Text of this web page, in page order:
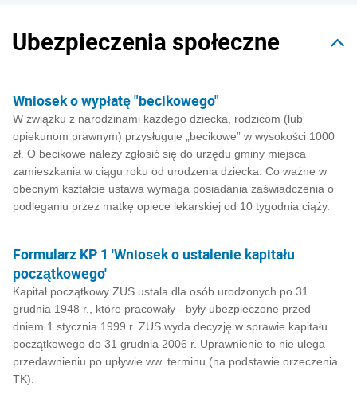
Ubezpieczenia społeczne
Wniosek o wypłatę "becikowego"
W związku z narodzinami każdego dziecka, rodzicom (lub
opiekunom prawnym) przysługuje „becikowe” w wysokości 1000
zł. O becikowe należy zgłosić się do urzędu gminy miejsca
zamieszkania w ciągu roku od urodzenia dziecka. Co ważne w
obecnym kształcie ustawa wymaga posiadania zaświadczenia o
podleganiu przez matkę opiece lekarskiej od 10 tygodnia ciąży.
Formularz KP 1 'Wniosek o ustalenie kapitału
początkowego'
Kapitał początkowy ZUS ustala dla osób urodzonych po 31
grudnia 1948 r., które pracowały - były ubezpieczone przed
dniem 1 stycznia 1999 r. ZUS wyda decyzję w sprawie kapitału
początkowego do 31 grudnia 2006 r. Uprawnienie to nie ulega
przedawnieniu po upływie ww. terminu (na podstawie orzeczenia
TK).